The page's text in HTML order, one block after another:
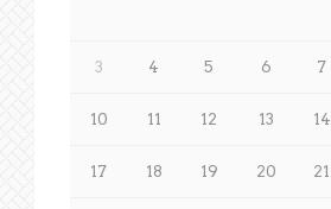
3 4 5 6 7
10 11 12 13 14
17 18 19 20 21